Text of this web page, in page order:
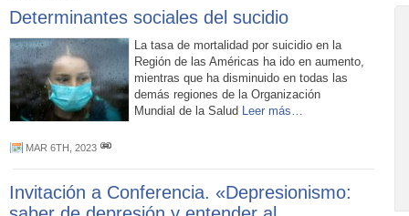
Determinantes sociales del sucidio
La tasa de mortalidad por suicidio en la
Región de las Américas ha ido en aumento,
mientras que ha disminuido en todas las
demás regiones de la Organización
Mundial de la Salud Leer más…
MAR 6TH, 2023
Invitación a Conferencia. «Depresionismo: